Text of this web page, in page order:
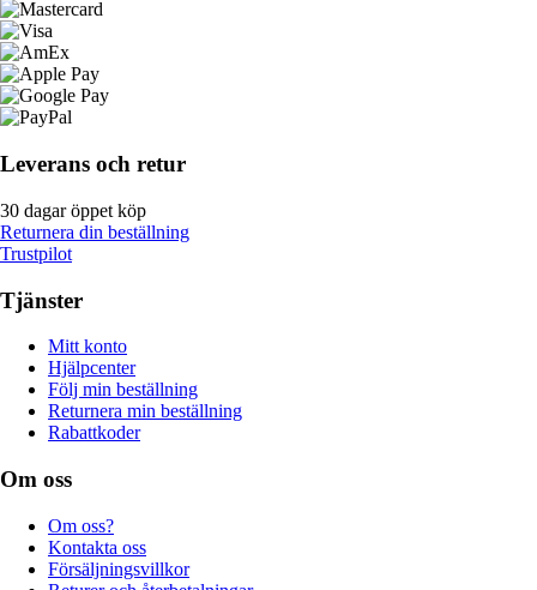
Leverans och retur
30 dagar öppet köp
Returnera din beställning
Trustpilot
Tjänster
Mitt konto
Hjälpcenter
Följ min beställning
Returnera min beställning
Rabattkoder
Om oss
Om oss?
Kontakta oss
Försäljningsvillkor